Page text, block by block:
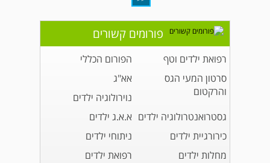
פורומים קשורים
רפואת ילדים וטף
הפורום הכללי
סרטון המעי הגס
והרקטום
אא"ג
נוירולוגיה ילדים
גסטרואנטרולוגיה ילדים א.א.ג ילדים
כירורגיית ילדים
ניתוחי ילדים
מחלות ילדים
רפואת ילדים